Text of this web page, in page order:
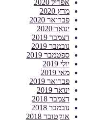
אפריל 2020
מרץ 2020
פברואר 2020
ינואר 2020
דצמבר 2019
נובמבר 2019
ספטמבר 2019
יולי 2019
מאי 2019
פברואר 2019
ינואר 2019
דצמבר 2018
נובמבר 2018
אוקטובר 2018